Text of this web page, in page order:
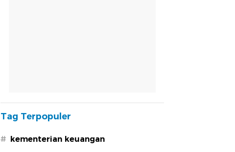
Tag Terpopuler
# kementerian keuangan